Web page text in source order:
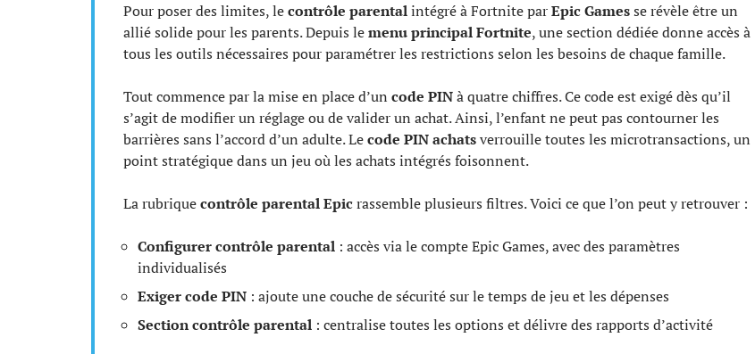
Pour poser des limites, lecontrôle parentalintégré à Fortnite parEpic Gamesse révèle être un
allié solide pour les parents. Depuis lemenu principal Fortnite, une section dédiée donne accès à
tous les outils nécessaires pour paramétrer les restrictions selon les besoins de chaque famille.
Tout commence par la mise en place d’un code PINà quatre chiffres. Ce code est exigé dès qu’il
s’agit de modifier un réglage ou de valider un achat. Ainsi, l’enfant ne peut pas contourner les
barrières sans l’accord d’un adulte. Lecode PIN achatsverrouille toutes les microtransactions, un
point stratégique dans un jeu où les achats intégrés foisonnent.
La rubriquecontrôle parental Epicrassemble plusieurs filtres. Voici ce que l’on peut y retrouver :
Configurer contrôle parental : accès via le compte Epic Games, avec des paramètres
individualisés
Exiger code PIN : ajoute une couche de sécurité sur le temps de jeu et les dépenses
Section contrôle parental : centralise toutes les options et délivre des rapports d’activité